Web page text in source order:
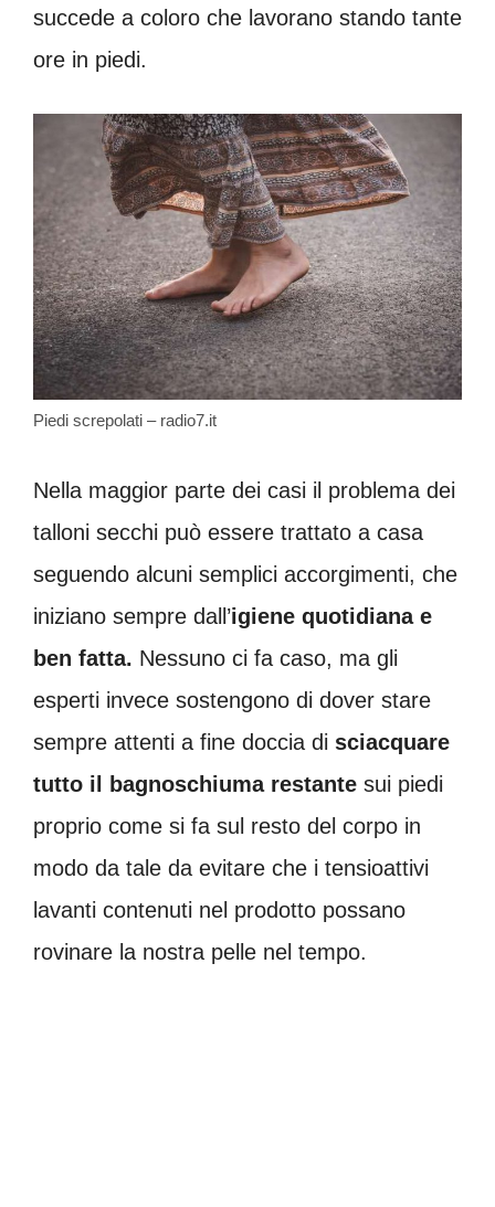
succede a coloro che lavorano stando tante
ore in piedi.
Piedi screpolati – radio7.it
Nella maggior parte dei casi il problema dei
talloni secchi può essere trattato a casa
seguendo alcuni semplici accorgimenti, che
iniziano sempre dall’igiene quotidiana e
ben fatta. Nessuno ci fa caso, ma gli
esperti invece sostengono di dover stare
sempre attenti a fine doccia di sciacquare
tutto il bagnoschiuma restante sui piedi
proprio come si fa sul resto del corpo in
modo da tale da evitare che i tensioattivi
lavanti contenuti nel prodotto possano
rovinare la nostra pelle nel tempo.